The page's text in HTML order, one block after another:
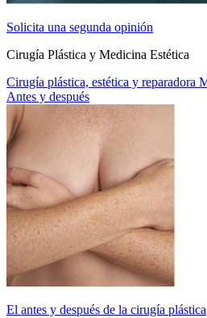
Solicita una segunda opinión
Cirugía Plástica y Medicina Estética
Cirugía plástica, estética y reparadora
Antes y después
El antes y después de la cirugía plástica